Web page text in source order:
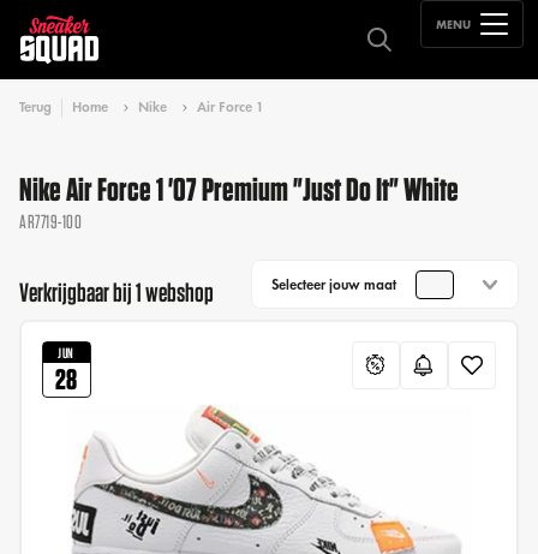
MENU
Terug Home Nike Air Force 1
Nike Air Force 1 '07 Premium "Just Do It" White
AR7719-100
Verkrijgbaar bij 1 webshop Selecteer jouw maat
JUN
28